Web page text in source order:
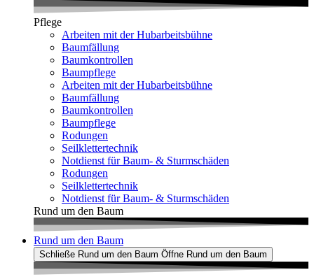
Pflege
Arbeiten mit der Hubarbeitsbühne
Baumfällung
Baumkontrollen
Baumpflege
Arbeiten mit der Hubarbeitsbühne
Baumfällung
Baumkontrollen
Baumpflege
Rodungen
Seilklettertechnik
Notdienst für Baum- & Sturmschäden
Rodungen
Seilklettertechnik
Notdienst für Baum- & Sturmschäden
Rund um den Baum
Rund um den Baum
Schließe Rund um den Baum Öffne Rund um den Baum